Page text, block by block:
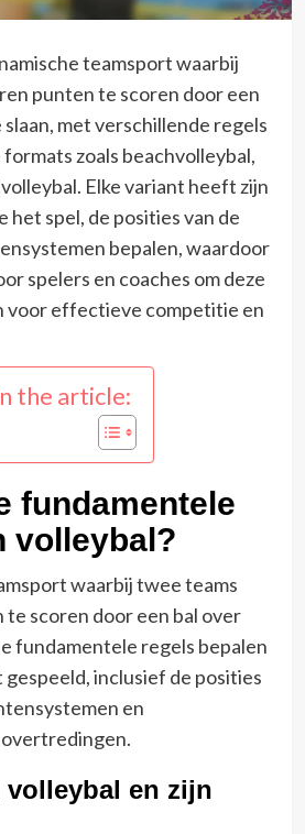
teamsport waarbij
punten te scoren door een
met verschillende regels
zoals beachvolleybal,
Elke variant heeft zijn
het spel, de posities van de
bepalen, waardoor
spelers en coaches om deze
voor effectieve competitie en
the article:
fundamentele
volleybal?
waarbij twee teams
scoren door een bal over
fundamentele regels bepalen
inclusief de posities
en
volleybal en zijn